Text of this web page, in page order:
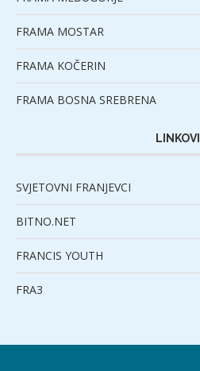
FRAMA MOSTAR
FRAMA KOČERIN
FRAMA BOSNA SREBRENA
LINKOVI
SVJETOVNI FRANJEVCI
BITNO.NET
FRANCIS YOUTH
FRA3